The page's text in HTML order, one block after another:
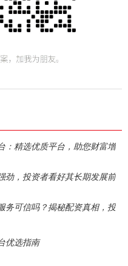
：精选优质平台，助您财富增
劲，投资者看好其长期发展前
务可信吗？揭秘配资真相，投
优选指南